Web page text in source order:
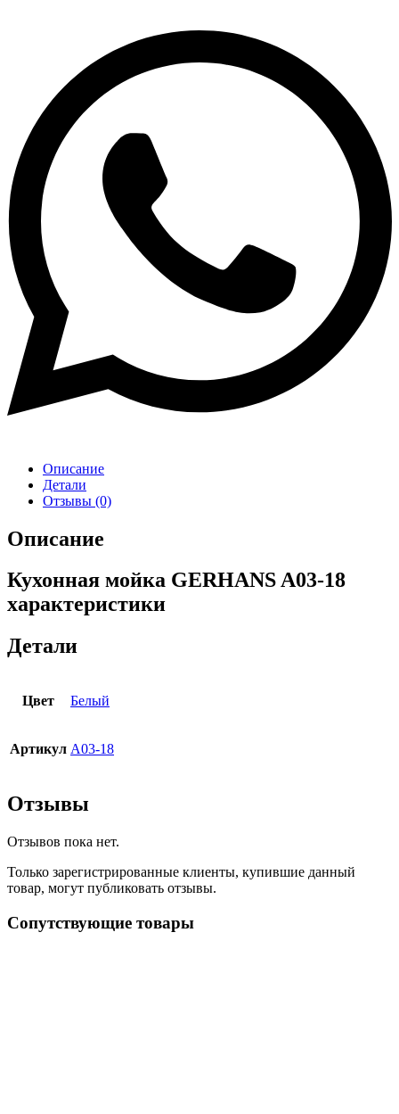
Описание
Детали
Отзывы (0)
Описание
Кухонная мойка GERHANS A03-18
характеристики
Детали
Цвет Белый
Артикул A03-18
Отзывы
Отзывов пока нет.
Только зарегистрированные клиенты, купившие данный
товар, могут публиковать отзывы.
Сопутствующие товары